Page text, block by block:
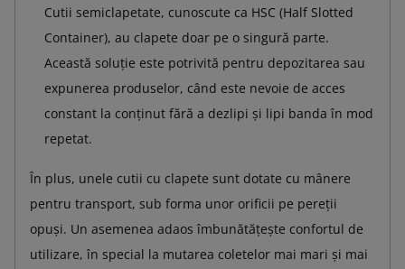
Cutii semiclapetate, cunoscute ca HSC (Half Slotted
Container), au clapete doar pe o singură parte.
Această soluție este potrivită pentru depozitarea sau
expunerea produselor, când este nevoie de acces
constant la conținut fără a dezlipi și lipi banda în mod
repetat.
În plus, unele cutii cu clapete sunt dotate cu mânere
pentru transport, sub forma unor orificii pe pereții
opuși. Un asemenea adaos îmbunătățește confortul de
utilizare, în special la mutarea coletelor mai mari și mai